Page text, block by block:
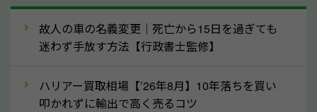
産車は高く買取が可能です。「廃車＝買取できない」
なら廃車の車も適正価格で買取できます。他社で買取
拒否となった車も価格がつく可能性があるので、諦め
故人の車の名義変更｜死亡から15日を過ぎても
迷わず手放す方法【行政書士監修】
ハリアー買取相場【’26年8月】10年落ちを買い
叩かれずに輸出で高く売るコツ